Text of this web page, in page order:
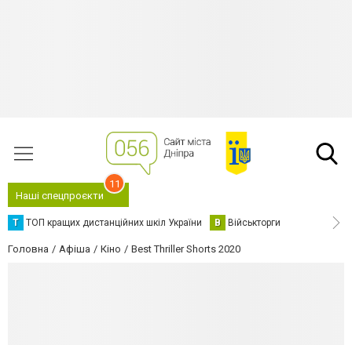
Наші спецпроєкти
11
Т ТОП кращих дистанційних шкіл України В Військторги
Головна Афіша Кіно Best Thriller Shorts 2020